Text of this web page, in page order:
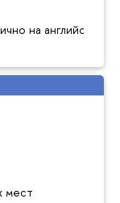
на английском
мест